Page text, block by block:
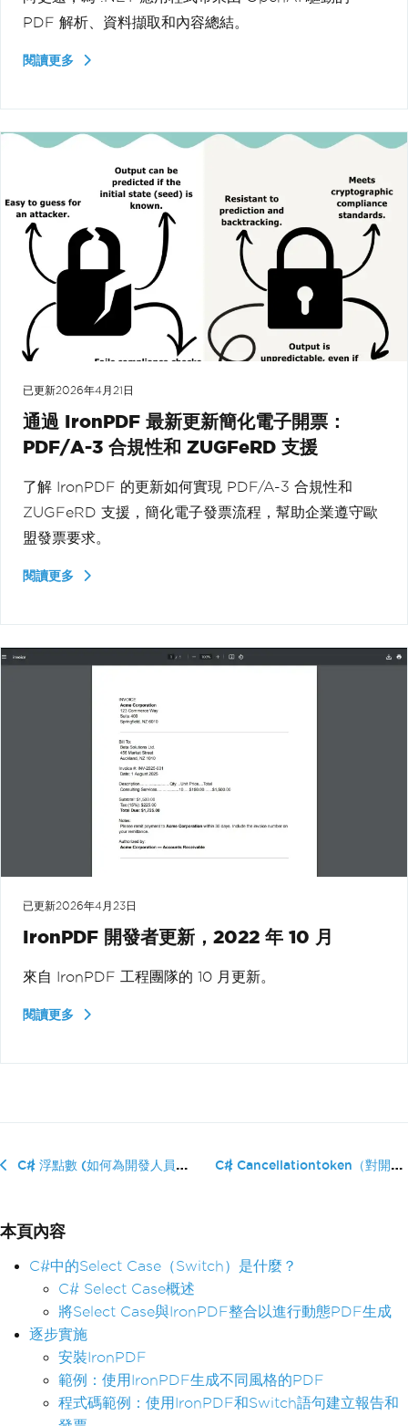
PDF 解析、資料擷取和內容總結。
閱讀更多
已更新2026年4月21日
通過 IronPDF 最新更新簡化電子開票：
PDF/A-3 合規性和 ZUGFeRD 支援
了解 IronPDF 的更新如何實現 PDF/A-3 合規性和
ZUGFeRD 支援，簡化電子發票流程，幫助企業遵守歐
盟發票要求。
閱讀更多
已更新2026年4月23日
IronPDF 開發者更新，2022 年 10 月
來自 IronPDF 工程團隊的 10 月更新。
閱讀更多
C# 浮點數 (如何為開發人員運作) C# Cancellationtoken（對開發者...
本頁內容
C#中的Select Case（Switch）是什麼？
C# Select Case概述
將Select Case與IronPDF整合以進行動態PDF生成
逐步實施
安裝IronPDF
範例：使用IronPDF生成不同風格的PDF
程式碼範例：使用IronPDF和Switch語句建立報告和